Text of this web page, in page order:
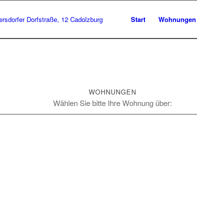
Start Wohnungen
WOHNUNGEN
Wählen Sie bitte Ihre Wohnung über: